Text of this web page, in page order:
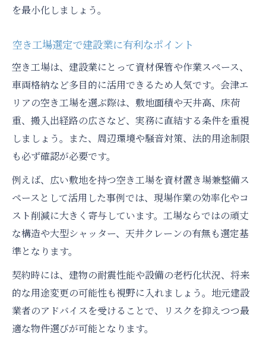
を最小化しましょう。
空き工場選定で建設業に有利なポイント
空き工場は、建設業にとって資材保管や作業スペース、
車両格納など多目的に活用できるため人気です。会津エ
リアの空き工場を選ぶ際は、敷地面積や天井高、床荷
重、搬入出経路の広さなど、実務に直結する条件を重視
しましょう。また、周辺環境や騒音対策、法的用途制限
も必ず確認が必要です。
例えば、広い敷地を持つ空き工場を資材置き場兼整備ス
ペースとして活用した事例では、現場作業の効率化やコ
スト削減に大きく寄与しています。工場ならではの頑丈
な構造や大型シャッター、天井クレーンの有無も選定基
準となります。
契約時には、建物の耐震性能や設備の老朽化状況、将来
的な用途変更の可能性も視野に入れましょう。地元建設
業者のアドバイスを受けることで、リスクを抑えつつ最
適な物件選びが可能となります。